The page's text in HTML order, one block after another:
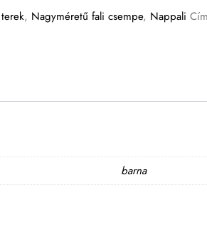
, Nagyméretű fali csempe, Nappali
barna